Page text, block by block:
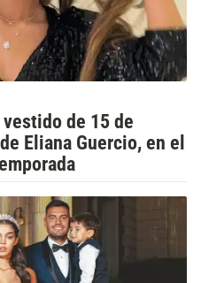
de 15 de
Eliana Guercio, en el